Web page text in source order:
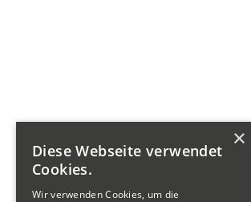
×
Diese Webseite verwendet
Cookies.
Wir verwenden Cookies, um die